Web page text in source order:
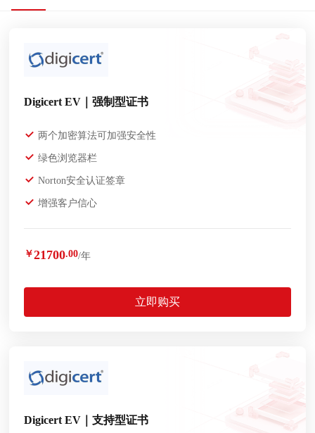
Digicert EV｜强制型证书
两个加密算法可加强安全性
绿色浏览器栏
Norton安全认证签章
增强客户信心
￥21700.00/年
立即购买
Digicert EV｜支持型证书